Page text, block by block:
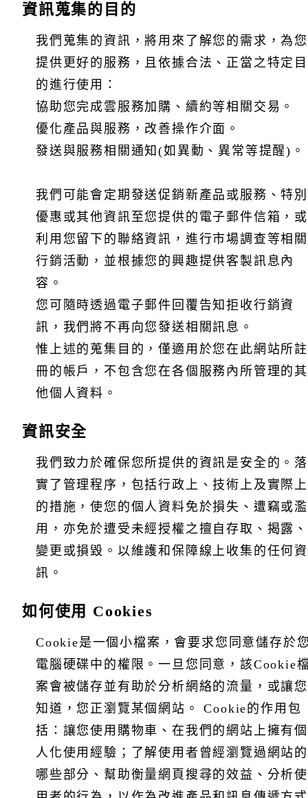
我們蒐集的資訊，將用來了解您的需求，為您提供更好的
服務，且依據合法、正當之特定目的進行使用：
協助您完成雲服務加購、續約等相關交易。
優化產品與服務，改善操作介面。
我們可能會定期發送促銷新產品或服務、特別優惠或其他
訊，進行市場調查等相關行銷活動，並根據您的興趣提供
您可隨時透過電子郵件回覆告知拒收行銷資訊，我們將不
再向您發送相關訊息。
惟上述的蒐集目的，僅適用於您在此網站所註冊的帳戶，
不包含您在各個服務內所管理的其他個人資料。
修改本政策條款的權利
資訊蒐集的目的
我們蒐集的資訊，將用來了解您的需求，為您
提供更好的服務，且依據合法、正當之特定目
的進行使用：
協助您完成雲服務加購、續約等相關交易。
優化產品與服務，改善操作介面。
發送與服務相關通知(如異動、異常等提醒)。
我們可能會定期發送促銷新產品或服務、特別
優惠或其他資訊至您提供的電子郵件信箱，或
利用您留下的聯絡資訊，進行市場調查等相關
行銷活動，並根據您的興趣提供客製訊息內
容。
您可隨時透過電子郵件回覆告知拒收行銷資
訊，我們將不再向您發送相關訊息。
惟上述的蒐集目的，僅適用於您在此網站所註
冊的帳戶，不包含您在各個服務內所管理的其
他個人資料。
資訊安全
我們致力於確保您所提供的資訊是安全的。落
實了管理程序，包括行政上、技術上及實際上
的措施，使您的個人資料免於損失、遭竊或濫
用，亦免於遭受未經授權之擅自存取、揭露、
變更或損毀。以維護和保障線上收集的任何資
訊。
如何使用 Cookies
Cookie是一個小檔案，會要求您同意儲存於
電腦硬碟中的權限。一旦您同意，該Cookie
案會被儲存並有助於分析網絡的流量，或讓您
知道，您正瀏覽某個網站。 Cookie的作用包
括：讓您使用購物車、在我們的網站上擁有個
人化使用經驗；了解使用者曾經瀏覽過網站的
哪些部分、幫助衡量網頁搜尋的效益、分析使